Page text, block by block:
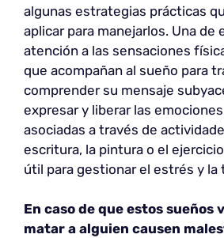
algunas estrategias prácticas
aplicar para manejarlos. Una de
atención a las sensaciones
que acompañan al sueño para
comprender su mensaje
expresar y liberar las
asociadas a través de
escritura, la pintura o el
útil para gestionar el estrés y la
En caso de que estos sueños
matar a alguien causen